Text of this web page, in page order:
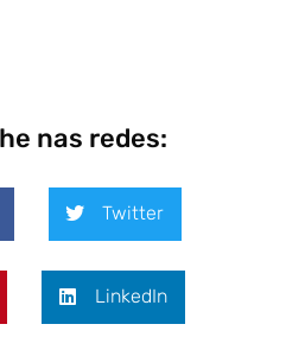
nas redes:
Twitter
LinkedIn